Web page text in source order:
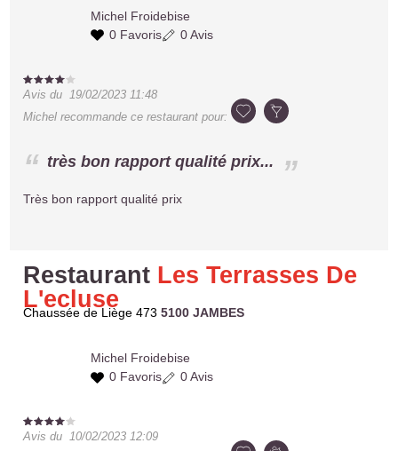
Michel Froidebise
0 Favoris
0 Avis
Avis du
19/02/2023 11:48
Michel recommande ce restaurant pour:
très bon rapport qualité prix...
Très bon rapport qualité prix
Restaurant Les Terrasses De
L'ecluse
Chaussée de Liège 4735100 JAMBES
Michel Froidebise
0 Favoris
0 Avis
Avis du10/02/2023 12:09